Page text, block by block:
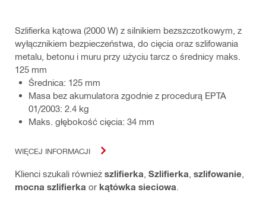
Szlifierka kątowa (2000 W) z silnikiem bezszczotkowym, z
wyłącznikiem bezpieczeństwa, do cięcia oraz szlifowania
metalu, betonu i muru przy użyciu tarcz o średnicy maks.
125 mm
Średnica: 125 mm
Masa bez akumulatora zgodnie z procedurą EPTA
01/2003: 2.4 kg
Maks. głębokość cięcia: 34 mm
WIĘCEJ INFORMACJI
Klienci szukali również szlifierka Szlifierka szlifowanie
mocna szlifierka or kątówka sieciowa